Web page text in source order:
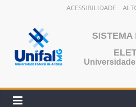
ACESSIBILIDADE
conteúdo
SISTEMA